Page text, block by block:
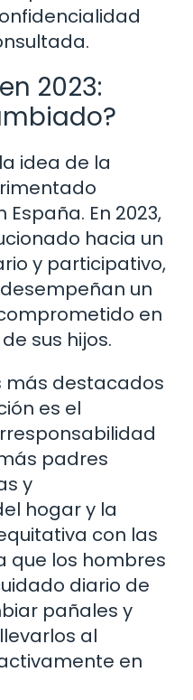
2023:
idea de la
En 2023,
hacia un
y participativo,
un
en
sus hijos.
más destacados
es el
padres
y
hogar y la
con las
que los hombres
diario de
pañales y
al
en